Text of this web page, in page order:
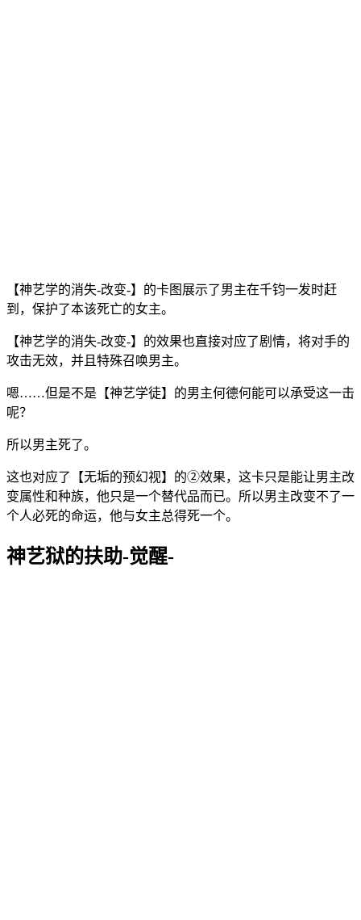
【神艺学的消失-改变-】的卡图展示了男主在千钧一发时赶
到，保护了本该死亡的女主。
【神艺学的消失-改变-】的效果也直接对应了剧情，将对手的
攻击无效，并且特殊召唤男主。
嗯……但是不是【神艺学徒】的男主何德何能可以承受这一击
呢？
所以男主死了。
这也对应了【无垢的预幻视】的②效果，这卡只是能让男主改
变属性和种族，他只是一个替代品而已。所以男主改变不了一
个人必死的命运，他与女主总得死一个。
神艺狱的扶助-觉醒-